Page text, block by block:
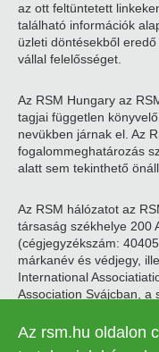
az ott feltüntetett
található információk
üzleti döntésekből
vállal felelősséget.
Az RSM Hungary az
tagjai független
nevükben járnak el. Az
fogalommeghatározás
alatt sem tekinthető
Az RSM hálózatot az
társaság székhelye 200
(cégjegyzékszám:
márkanév és védjegy,
International
Association Svájcban, a
Az rsm.hu oldalon